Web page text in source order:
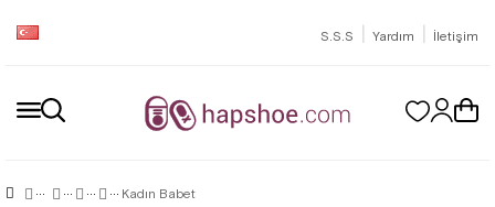
S.S.S | Yardım | İletişim
Kadın Babet